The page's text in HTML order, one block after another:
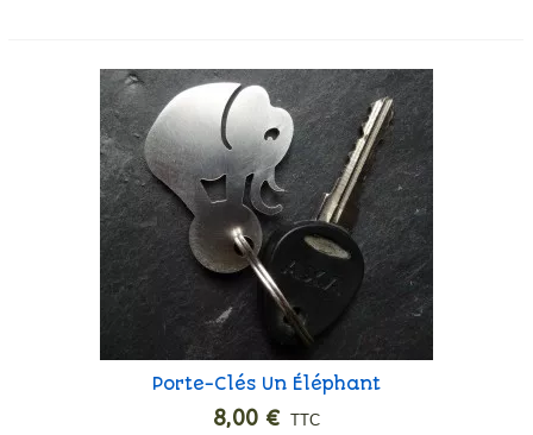
Porte-Clés Un Éléphant
8,00 € TTC